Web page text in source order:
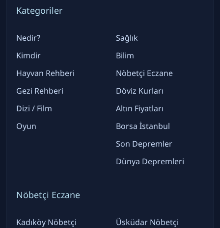
Kategoriler
Nedir?
Kimdir
Hayvan Rehberi
Gezi Rehberi
Dizi / Film
Oyun
Sağlık
Bilim
Nöbetçi Eczane
Döviz Kurları
Altın Fiyatları
Borsa İstanbul
Son Depremler
Dünya Depremleri
Nöbetçi Eczane
Kadıköy Nöbetçi
Üsküdar Nöbetçi